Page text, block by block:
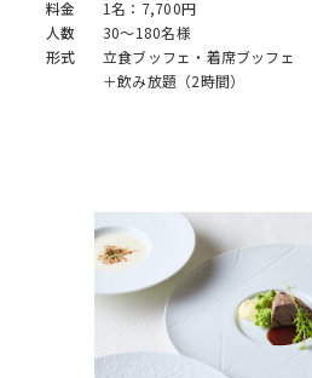
料金
1名：7,700円
人数
30～180名様
形式
立食ブッフェ・着席ブッフェ
＋飲み放題（2時間）